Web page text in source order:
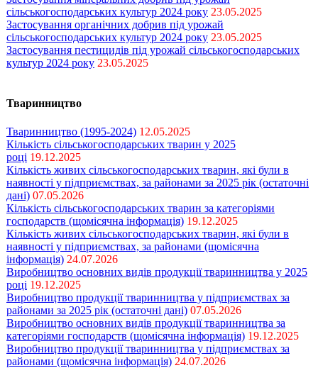
сільськогосподарських культур 2024 року 23.05.2025
Застосування органічних добрив під урожай
сільськогосподарських культур 2024 року 23.05.2025
Застосування пестицидів під урожай сільськогосподарських
культур 2024 року 23.05.2025
Тваринництво
Тваринництво (1995-2024) 12.05.2025
Кількість сільськогосподарських тварин у 2025
році 19.12.2025
Кількість живих сільськогосподарських тварин, які були в
наявності у підприємствах, за районами за 2025 рік (остаточні
дані) 07.05.2026
Кількість сільськогосподарських тварин за категоріями
господарств (щомісячна інформація) 19.12.2025
Кількість живих сільськогосподарських тварин, які були в
наявності у підприємствах, за районами (щомісячна
інформація) 24.07.2026
Виробництво основних видів продукції тваринництва у 2025
році 19.12.2025
Виробництво продукції тваринництва у підприємствах за
районами за 2025 рік (остаточні дані) 07.05.2026
Виробництво основних видів продукції тваринництва за
категоріями господарств (щомісячна інформація) 19.12.2025
Виробництво продукції тваринництва у підприємствах за
районами (щомісячна інформація) 24.07.2026